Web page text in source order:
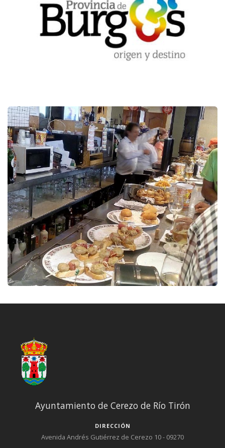
Ayuntamiento de Cerezo de Río Tirón
DIRECCIÓN
Avenida Andrés Gutiérrez de Cerezo 10 - 09270